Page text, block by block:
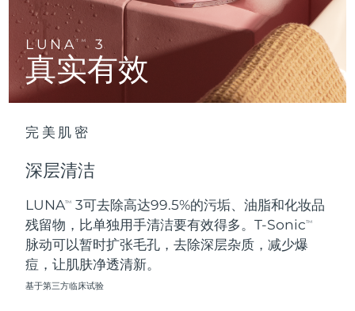
LUNATM 3
真实有效
完美肌密
深层清洁
LUNATM
3可去除高达99.5%的污垢、油脂和化妆品
残留物，比单独用手清洁要有效得多。T-SonicTM
脉动可以暂时扩张毛孔，去除深层杂质，减少爆
痘，让肌肤净透清新。
基于第三方临床试验
全部购买
关于我们
日本 预计送达日期8/13/26
泽西岛 预计送达日期8/15/26
黎巴嫩 预计送达日期8/11/26
立陶宛